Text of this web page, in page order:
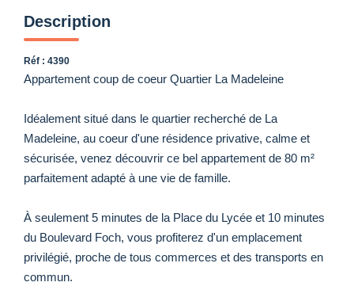
Description
Réf : 4390
Appartement coup de coeur Quartier La Madeleine
Idéalement situé dans le quartier recherché de La
Madeleine, au coeur d'une résidence privative, calme et
sécurisée, venez découvrir ce bel appartement de 80 m²
parfaitement adapté à une vie de famille.
À seulement 5 minutes de la Place du Lycée et 10 minutes
du Boulevard Foch, vous profiterez d'un emplacement
privilégié, proche de tous commerces et des transports en
commun.